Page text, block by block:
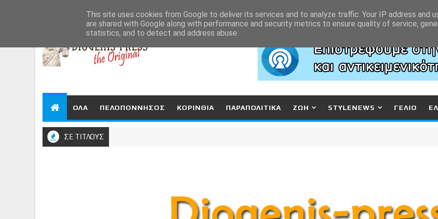
ΟΛΑ ΠΕΛΟΠΟΝΝΗΣΟΣ ΚΟΡΙΝΘΙΑ ΠΑΡΑΠΟΛΙΤΙΚΑ ΖΩΗ STYLENEWS ΓΕΛΙΟ
ΣΕ ΤΙΤΛΟΥΣ
This site uses cookies from Google to deliver its services and to analyze traffic. Your IP address and
are shared with Google along with performance and security metrics to ensure quality of service,
statistics, and to detect and address abuse.